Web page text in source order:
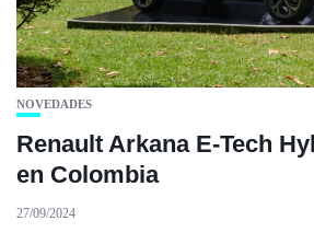
NOVEDADES
Renault Arkana E-Tech
en Colombia
27/09/2024